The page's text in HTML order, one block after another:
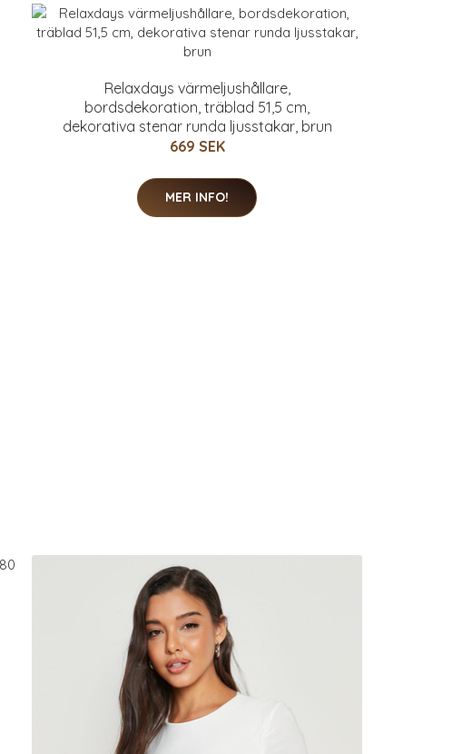
Relaxdays värmeljushållare,
bordsdekoration, träblad 51,5 cm,
dekorativa stenar runda ljusstakar, brun
669 SEK
MER INFO!